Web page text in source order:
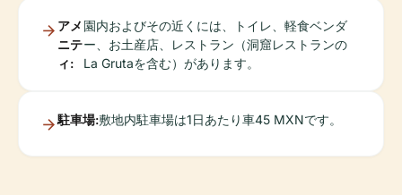
アメ
ニテ
ィ:
園内およびその近くには、トイレ、軽食ベンダ
ー、お土産店、レストラン（洞窟レストランの
La Grutaを含む）があります。
駐車場:敷地内駐車場は1日あたり車45 MXNです。